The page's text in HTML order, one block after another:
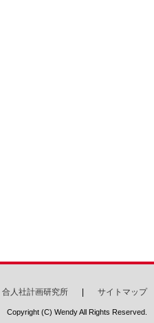
合人社計画研究所 サイトマップ
Copyright (C) Wendy All Rights Reserved.